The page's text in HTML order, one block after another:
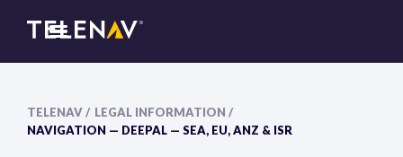
TELENAV / LEGAL INFORMATION /
NAVIGATION — DEEPAL — SEA, EU, ANZ & ISR